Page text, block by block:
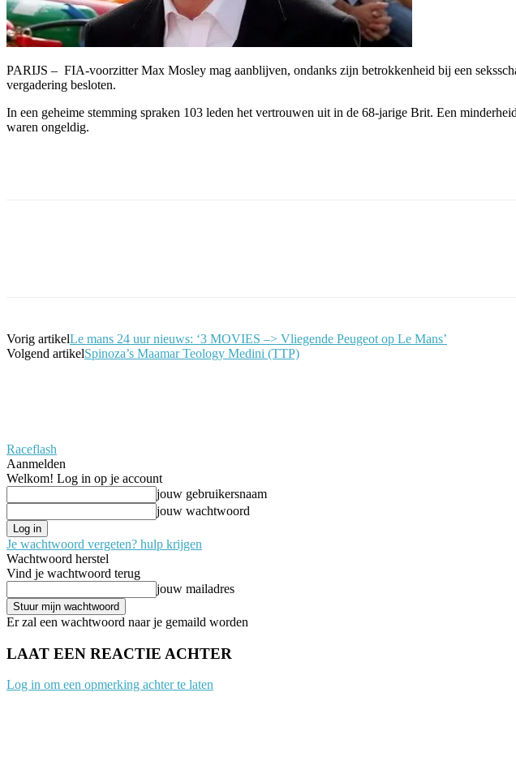
PARIJS – FIA-voorzitter Max Mosley mag aanblijven, ondanks zijn betrokkenheid bij een
vergadering besloten.
In een geheime stemming spraken 103 leden het vertrouwen uit in de 68-jarige Brit. Een
waren ongeldig.
Vorig artikelLe mans 24 uur nieuws: ‘3 MOVIES –> Vliegende Peugeot op Le Mans’
Volgend artikelSpinoza’s Maamar Teology Medini (TTP)
Raceflash
Aanmelden
Welkom! Log in op je account
jouw gebruikersnaam
jouw wachtwoord
Je wachtwoord vergeten? hulp krijgen
Wachtwoord herstel
Vind je wachtwoord terug
jouw mailadres
Er zal een wachtwoord naar je gemaild worden
LAAT EEN REACTIE ACHTER
Log in om een opmerking achter te laten